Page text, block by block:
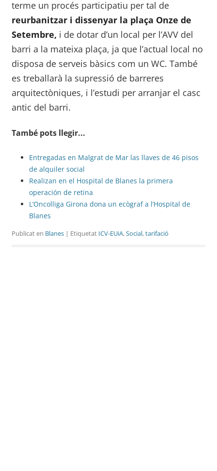
terme un procés participatiu per tal de
reurbanitzar i dissenyar la plaça Onze de
Setembre, i de dotar d’un local per l’AVV del
barri a la mateixa plaça, ja que l’actual local no
disposa de serveis bàsics com un WC. També
es treballarà la supressió de barreres
arquitectòniques, i l’estudi per arranjar el casc
antic del barri.
També pots llegir...
Entregadas en Malgrat de Mar las llaves de 46 pisos
de alquiler social
Realizan en el Hospital de Blanes la primera
operación de retina
L’Oncolliga Girona dona un ecògraf a l’Hospital de
Blanes
Publicat en Blanes | Etiquetat ICV-EUiA,Social,tarifació